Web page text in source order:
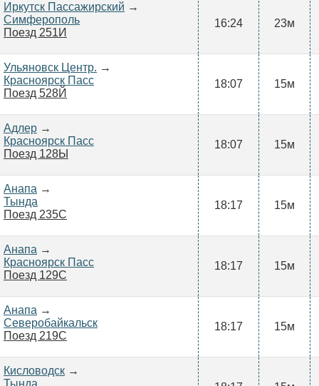
Иркутск Пассажирский →
Симферополь
Поезд 251И
16:24 23м
Ульяновск Центр. →
Красноярск Пасс
Поезд 528Й
18:07 15м
Адлер →
Красноярск Пасс
Поезд 128Ы
18:07 15м
Анапа →
Тында
Поезд 235С
18:17 15м
Анапа →
Красноярск Пасс
Поезд 129С
18:17 15м
Анапа →
Северобайкальск
Поезд 219С
18:17 15м
Кисловодск →
Тында